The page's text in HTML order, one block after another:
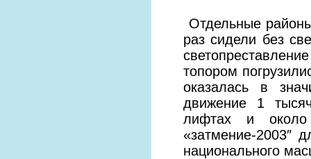
Отдельные
раз сидели без
топором
оказалась в
движение 1
лифтах и
«затмение-2003″
национального